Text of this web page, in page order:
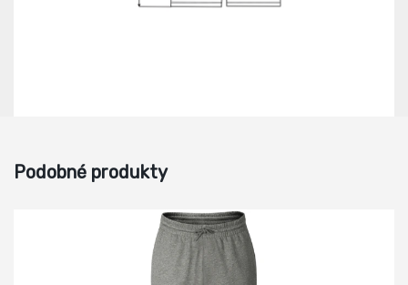
Podobné produkty